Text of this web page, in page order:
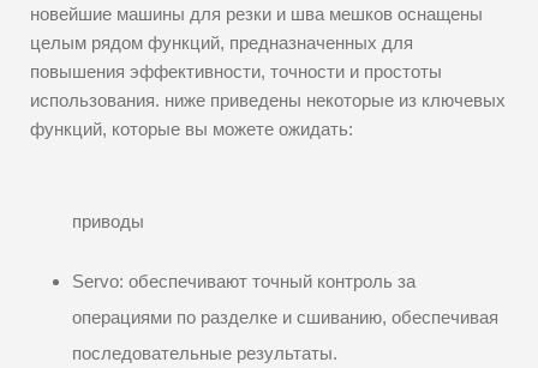
новейшие машины для резки и шва мешков оснащены
целым рядом функций, предназначенных для
повышения эффективности, точности и простоты
использования. ниже приведены некоторые из ключевых
функций, которые вы можете ожидать:
приводы
Servo: обеспечивают точный контроль за
операциями по разделке и сшиванию, обеспечивая
последовательные результаты.